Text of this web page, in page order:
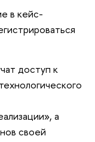
в кейс-
доступ к
а
своей